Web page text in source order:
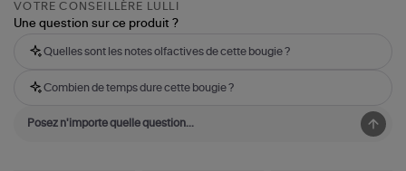
VOTRE CONSEILLÈRE LULLI
Une question sur ce produit ?
Quelles sont les notes olfactives de cette bougie ?
Combien de temps dure cette bougie ?